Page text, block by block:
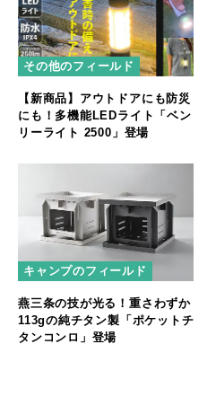
その他のフィールド
【新商品】アウトドアにも防災
にも！多機能LEDライト「ベン
リーライト 2500」登場
キャンプのフィールド
燕三条の技が光る！重さわずか
113gの純チタン製「ポケットチ
タンコンロ」登場